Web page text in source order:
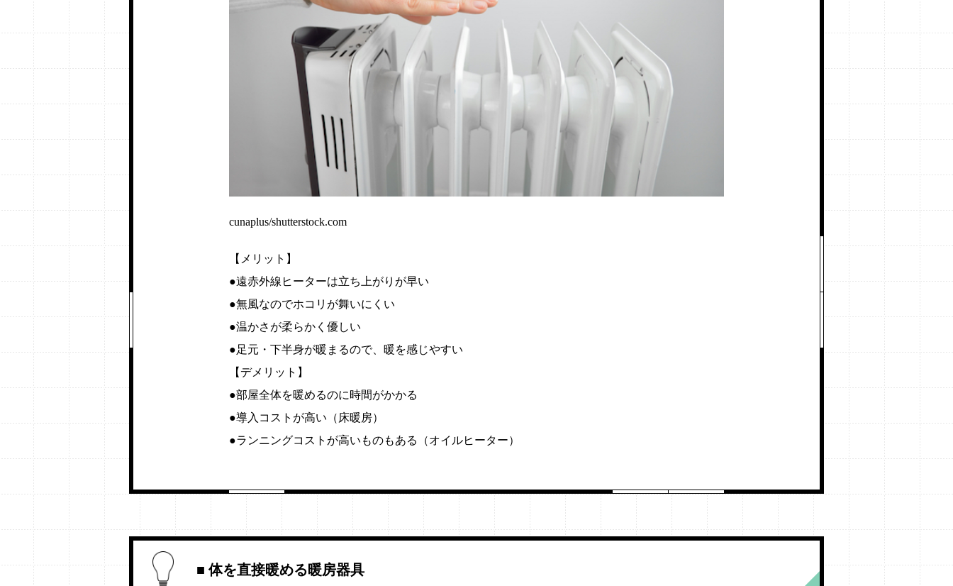
cunaplus/shutterstock.com
【メリット】
●遠赤外線ヒーターは立ち上がりが早い
●無風なのでホコリが舞いにくい
●温かさが柔らかく優しい
●足元・下半身が暖まるので、暖を感じやすい
【デメリット】
●部屋全体を暖めるのに時間がかかる
●導入コストが高い（床暖房）
●ランニングコストが高いものもある（オイルヒーター）
■ 体を直接暖める暖房器具